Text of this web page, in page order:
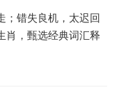
；错失良机，太迟回
肖，甄选经典词汇释